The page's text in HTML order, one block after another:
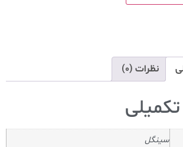
نظرات (0)
سینگل